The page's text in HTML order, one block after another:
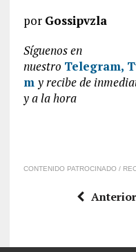
por Gossipvzla
Síguenos en
nuestro Telegram,
m y recibe de
y a la hora
CONTENIDO PATROCINADO /
Anterior